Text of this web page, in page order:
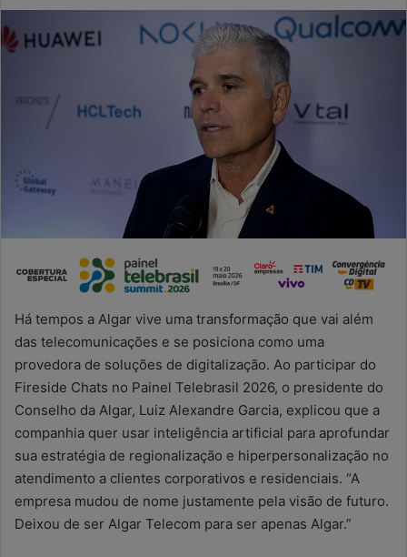
Há tempos a Algar vive uma transformação que vai além
das telecomunicações e se posiciona como uma
provedora de soluções de digitalização. Ao participar do
Fireside Chats no Painel Telebrasil 2026, o presidente do
Conselho da Algar, Luiz Alexandre Garcia, explicou que a
companhia quer usar inteligência artificial para aprofundar
sua estratégia de regionalização e hiperpersonalização no
atendimento a clientes corporativos e residenciais. “A
empresa mudou de nome justamente pela visão de futuro.
Deixou de ser Algar Telecom para ser apenas Algar.”